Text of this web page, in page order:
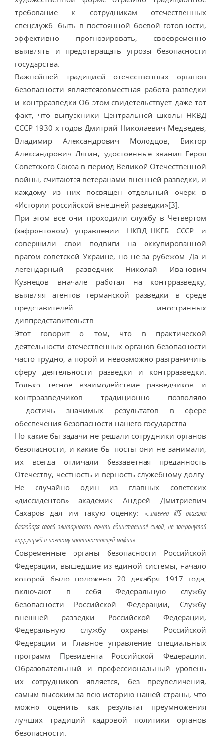
требование к сотрудникам отечественных
спецслужб: быть в постоянной боевой готовности,
эффективно прогнозировать, своевременно
выявлять и предотвращать угрозы безопасности
государства.
Важнейшей традицией отечественных органов
безопасности являетсясовместная работа разведки
и контрразведки.Об этом свидетельствует даже тот
факт, что выпускники Центральной школы НКВД
СССР 1930-х годов Дмитрий Николаевич Медведев,
Владимир Александрович Молодцов, Виктор
Александрович Лягин, удостоенные звания Героя
Советского Союза в период Великой Отечественной
войны, считаются ветеранами внешней разведки, и
каждому из них посвящен отдельный очерк в
«Истории российской внешней разведки»[3].
При этом все они проходили службу в Четвертом
(зафронтовом) управлении НКВД–НКГБ СССР и
совершили свои подвиги на оккупированной
врагом советской Украине, но не за рубежом. Да и
легендарный разведчик Николай Иванович
Кузнецов вначале работал на контрразведку,
выявляя агентов германской разведки в среде
представителей иностранных
диппредставительств.
Этот говорит о том, что в практической
деятельности отечественных органов безопасности
часто трудно, а порой и невозможно разграничить
сферу деятельности разведки и контрразведки.
Только тесное взаимодействие разведчиков и
контрразведчиков традиционно позволяло
достичь значимых результатов в сфере
обеспечения безопасности нашего государства.
Но какие бы задачи не решали сотрудники органов
безопасности, и какие бы посты они не занимали,
их всегда отличали беззаветная преданность
Отечеству, честность и верность служебному долгу.
Не случайно один из главных советских
«диссидентов» академик Андрей Дмитриевич
Сахаров дал им такую оценку: «…именно КГБ оказался
благодаря своей элитарности почти единственной силой, не затронутой
коррупцией и поэтому противостоящей мафии».
Современные органы безопасности Российской
Федерации, вышедшие из единой системы, начало
которой было положено 20 декабря 1917 года,
включают в себя Федеральную службу
безопасности Российской Федерации, Службу
внешней разведки Российской Федерации,
Федеральную службу охраны Российской
Федерации и Главное управление специальных
программ Президента Российской Федерации.
Образовательный и профессиональный уровень
их сотрудников является, без преувеличения,
самым высоким за всю историю нашей страны, что
можно оценить как результат преумножения
лучших традиций кадровой политики органов
безопасности.